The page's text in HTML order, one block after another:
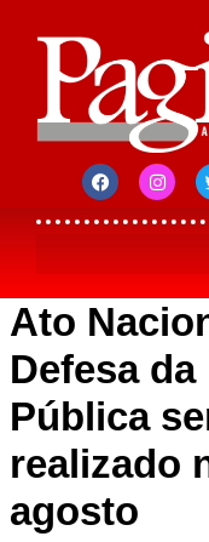
Ato
Defesa
Pública
realizado
agosto